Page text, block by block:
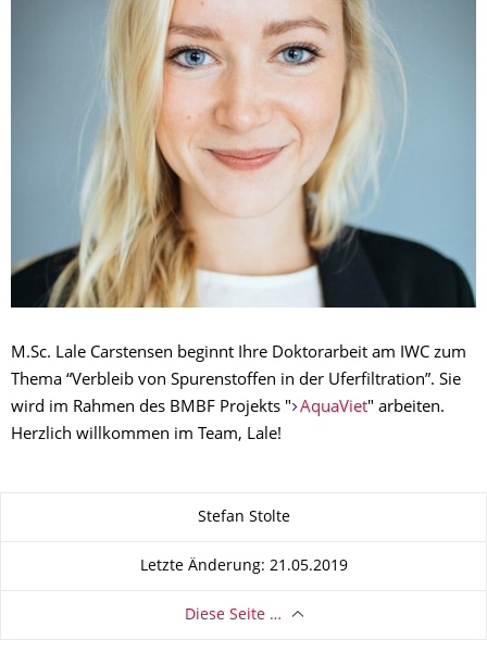
M.Sc. Lale Carstensen beginnt Ihre Doktorarbeit am IWC zum
Thema “Verbleib von Spurenstoffen in der Uferfiltration”. Sie
wird im Rahmen des BMBF Projekts " AquaViet" arbeiten.
Herzlich willkommen im Team, Lale!
Stefan Stolte
Letzte Änderung: 21.05.2019
Diese Seite …